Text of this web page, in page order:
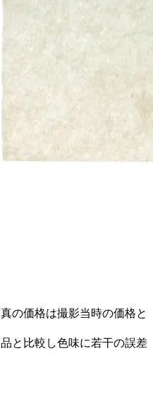
の価格は撮影当時の価格と
と比較し色味に若干の誤差